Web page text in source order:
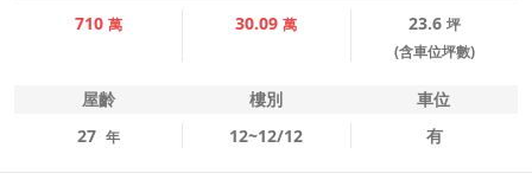
710 萬 30.09 萬 23.6 坪
(含車位坪數)
屋齡 樓別
車位
27 年 12~12/12 有